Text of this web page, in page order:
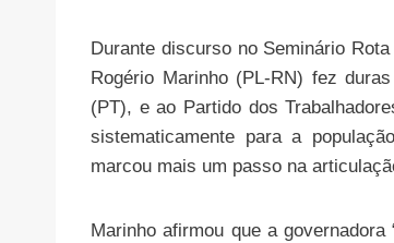
Durante discurso no Seminário
Rogério Marinho (PL-RN) fez
(PT), e ao Partido dos
sistematicamente para a
marcou mais um passo na
Marinho afirmou que a